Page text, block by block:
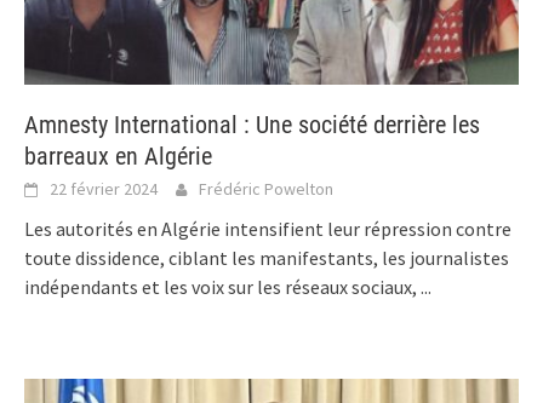
Amnesty International : Une société derrière les
barreaux en Algérie
22 février 2024 Frédéric Powelton
Les autorités en Algérie intensifient leur répression contre
toute dissidence, ciblant les manifestants, les journalistes
indépendants et les voix sur les réseaux sociaux, ...